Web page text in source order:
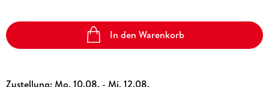
In den Warenkorb
Zustellung:Mo, 10.08. - Mi, 12.08.